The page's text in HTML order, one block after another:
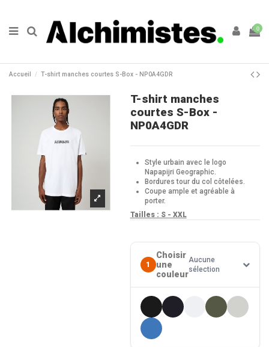
0
Accueil T-shirt manches courtes S-Box - NP0A4GDR
T-shirt manches
courtes S-Box -
NP0A4GDR
Style urbain avec le logo
Napapijri Geographic.
Bordures tour du col côtelées.
Coupe ample et agréable à
porter.
Tailles : S - XXL
1
Choisir
une
couleur
Aucune
sélection